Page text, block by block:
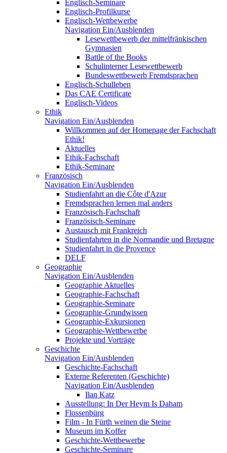
Englisch-Seminare
Englisch-Profilkurse
Englisch-Wettbewerbe
Navigation Ein/Ausblenden
Lesewettbewerb der mittelfränkischen
Gymnasien
Battle of the Books
Schulinterner Lesewettbewerb
Bundeswettbewerb Fremdsprachen
Englisch-Schulleben
Das CAE Certificate
Englisch-Videos
Ethik
Navigation Ein/Ausblenden
Willkommen auf der Homepage der Fachschaft
Ethik!
Aktuelles
Ethik-Fachschaft
Ethik-Seminare
Französisch
Navigation Ein/Ausblenden
Studienfahrt an die Côte d'Azur
Fremdsprachen lernen mal anders
Französisch-Fachschaft
Französisch-Seminare
Austausch mit Frankreich
Studienfahrten in die Normandie und Bretagne
Studienfahrt in die Provence
DELF
Geographie
Navigation Ein/Ausblenden
Geographie Aktuelles
Geographie-Fachschaft
Geographie-Seminare
Geographie-Grundwissen
Geographie-Exkursionen
Geographie-Wettbewerbe
Projekte und Vorträge
Geschichte
Navigation Ein/Ausblenden
Geschichte-Fachschaft
Externe Referenten (Geschichte)
Navigation Ein/Ausblenden
Ilan Katz
Ausstellung: In Der Heym Is Daham
Flossenbürg
Film - In Fürth weinen die Steine
Museum im Koffer
Geschichte-Wettbewerbe
Geschichte-Seminare